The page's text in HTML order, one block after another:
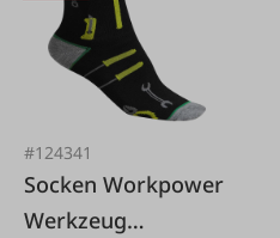
#124341
Socken Workpower
Werkzeug